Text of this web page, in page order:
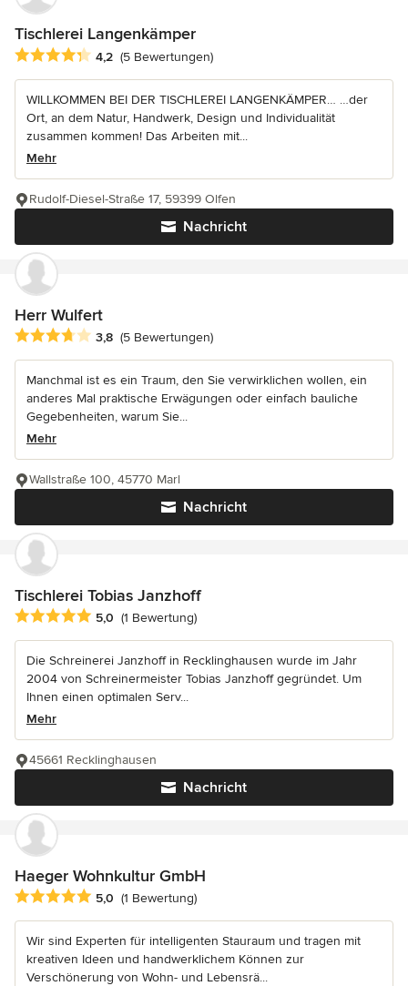
Tischlerei Langenkämper
Durchschnittliche Bewertung: 4.2 von 5 Sternen
4,2 (5 Bewertungen)
WILLKOMMEN BEI DER TISCHLEREI LANGENKÄMPER… …der
Ort, an dem Natur, Handwerk, Design und Individualität
zusammen kommen! Das Arbeiten mit...
Mehr
Nachricht
Rudolf-Diesel-Straße 17, 59399 Olfen
Herr Wulfert
Durchschnittliche Bewertung: 3.8 von 5 Sternen
3,8 (5 Bewertungen)
Manchmal ist es ein Traum, den Sie verwirklichen wollen, ein
anderes Mal praktische Erwägungen oder einfach bauliche
Gegebenheiten, warum Sie...
Mehr
Nachricht
Wallstraße 100, 45770 Marl
Tischlerei Tobias Janzhoff
Durchschnittliche Bewertung: 5 von 5 Sternen
5,0 (1 Bewertung)
Die Schreinerei Janzhoff in Recklinghausen wurde im Jahr
2004 von Schreinermeister Tobias Janzhoff gegründet. Um
Ihnen einen optimalen Serv...
Mehr
Nachricht
45661 Recklinghausen
Haeger Wohnkultur GmbH
Durchschnittliche Bewertung: 5 von 5 Sternen
5,0 (1 Bewertung)
Wir sind Experten für intelligenten Stauraum und tragen mit
kreativen Ideen und handwerklichem Können zur
Verschönerung von Wohn- und Lebensrä...